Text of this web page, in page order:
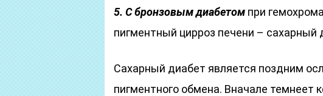
5. С бронзовым диабетом при
пигментный цирроз печени – сахарный
Сахарный диабет является поздним
пигментного обмена. Вначале темнеет